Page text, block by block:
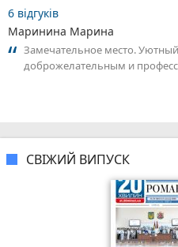
6 відгуків
Маринина Марина
Замечательное место.
доброжелательным и
СВІЖИЙ ВИПУСК